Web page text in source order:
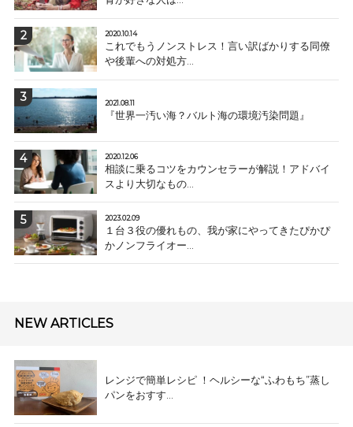
2020.10.14
これでもうノンストレス！言い訳ばかりする同僚
や後輩への対処方...
2021.08.11
『世界一汚い海？バルト海の環境汚染問題』
2020.12.06
相談に乗るコツをカウンセラーが解説！アドバイ
スより大切なもの...
2023.02.09
１台３役の優れもの、我が家にやってきたぴかぴ
かノンフライオー...
NEW ARTICLES
レンジで簡単レシピ ！ヘルシーな“ふわもち”蒸し
パンをおすす...